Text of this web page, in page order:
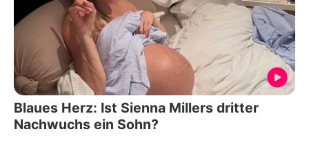
Blaues Herz: Ist Sienna Millers dritter
Nachwuchs ein Sohn?